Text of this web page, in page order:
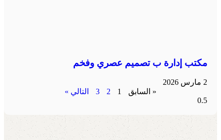
مكتب إدارة ب تصميم عصري وفخم
2 مارس 2026
« السابق
1
2
3 التالي »